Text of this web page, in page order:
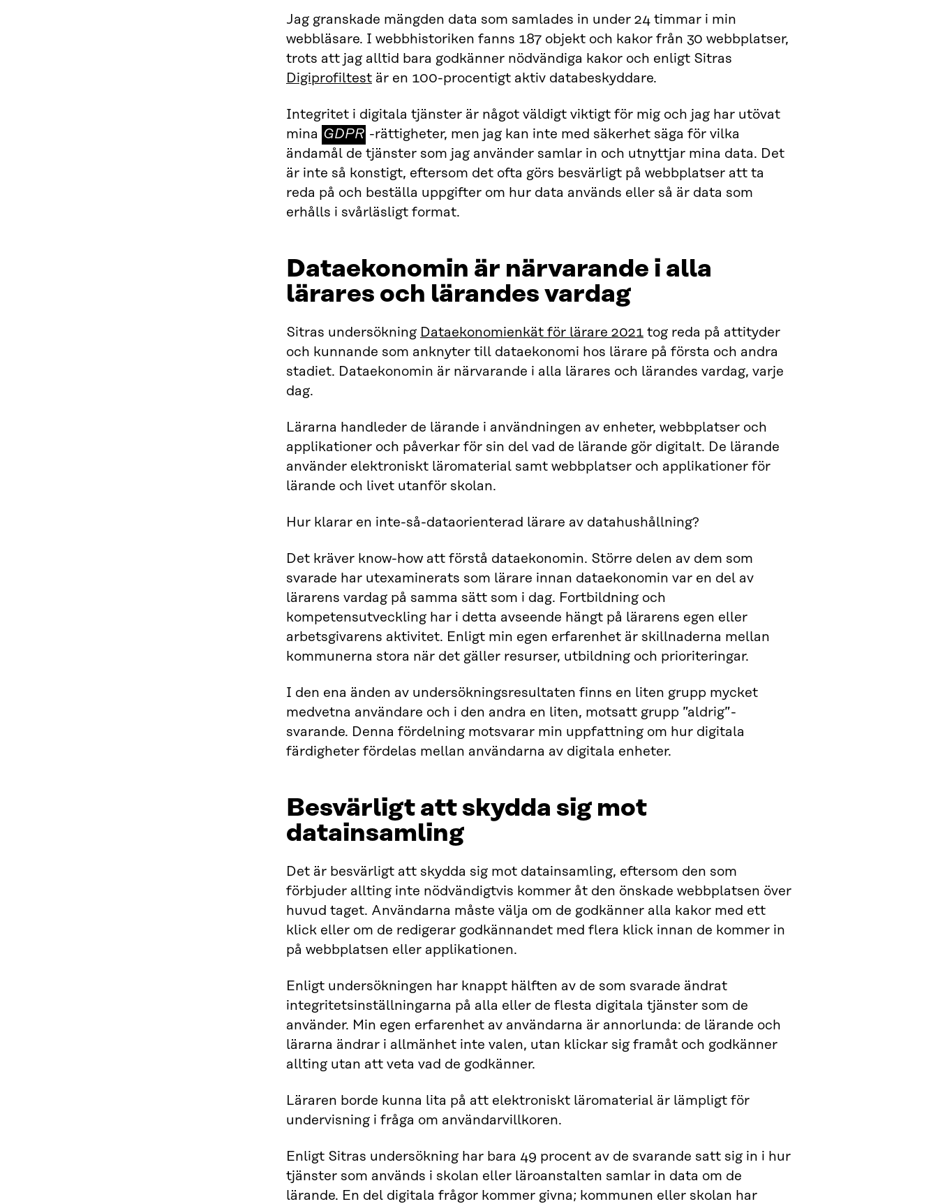
Jag granskade mängden data som samlades in under 24 timmar i min
webbläsare. I webbhistoriken fanns 187 objekt och kakor från 30 webbplatser,
trots att jag alltid bara godkänner nödvändiga kakor och enligt Sitras
Digiprofiltest är en 100-procentigt aktiv databeskyddare.
Integritet i digitala tjänster är något väldigt viktigt för mig och jag har utövat
mina GDPR
GDPR -rättigheter, men jag kan inte med säkerhet säga för vilka
ändamål de tjänster som jag använder samlar in och utnyttjar mina data. Det
är inte så konstigt, eftersom det ofta görs besvärligt på webbplatser att ta
reda på och beställa uppgifter om hur data används eller så är data som
erhålls i svårläsligt format.
Dataekonomin är närvarande i alla
lärares och lärandes vardag
Sitras undersökning Dataekonomienkät för lärare 2021 tog reda på attityder
och kunnande som anknyter till dataekonomi hos lärare på första och andra
stadiet. Dataekonomin är närvarande i alla lärares och lärandes vardag, varje
dag.
Lärarna handleder de lärande i användningen av enheter, webbplatser och
applikationer och påverkar för sin del vad de lärande gör digitalt. De lärande
använder elektroniskt läromaterial samt webbplatser och applikationer för
lärande och livet utanför skolan.
Hur klarar en inte-så-dataorienterad lärare av datahushållning?
Det kräver know-how att förstå dataekonomin. Större delen av dem som
svarade har utexaminerats som lärare innan dataekonomin var en del av
lärarens vardag på samma sätt som i dag. Fortbildning och
kompetensutveckling har i detta avseende hängt på lärarens egen eller
arbetsgivarens aktivitet. Enligt min egen erfarenhet är skillnaderna mellan
kommunerna stora när det gäller resurser, utbildning och prioriteringar.
I den ena änden av undersökningsresultaten finns en liten grupp mycket
medvetna användare och i den andra en liten, motsatt grupp ”aldrig”-
svarande. Denna fördelning motsvarar min uppfattning om hur digitala
färdigheter fördelas mellan användarna av digitala enheter.
Besvärligt att skydda sig mot
datainsamling
Det är besvärligt att skydda sig mot datainsamling, eftersom den som
förbjuder allting inte nödvändigtvis kommer åt den önskade webbplatsen över
huvud taget. Användarna måste välja om de godkänner alla kakor med ett
klick eller om de redigerar godkännandet med flera klick innan de kommer in
på webbplatsen eller applikationen.
Enligt undersökningen har knappt hälften av de som svarade ändrat
integritetsinställningarna på alla eller de flesta digitala tjänster som de
använder. Min egen erfarenhet av användarna är annorlunda: de lärande och
lärarna ändrar i allmänhet inte valen, utan klickar sig framåt och godkänner
allting utan att veta vad de godkänner.
Läraren borde kunna lita på att elektroniskt läromaterial är lämpligt för
undervisning i fråga om användarvillkoren.
Enligt Sitras undersökning har bara 49 procent av de svarande satt sig in i hur
tjänster som används i skolan eller läroanstalten samlar in data om de
lärande. En del digitala frågor kommer givna; kommunen eller skolan har